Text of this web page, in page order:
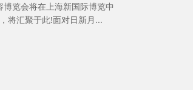
览会将在上海新国际博览中
将汇聚于此!面对日新月...